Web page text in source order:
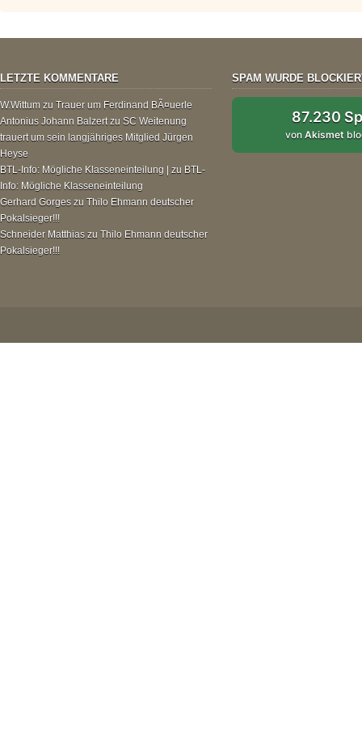
LETZTE KOMMENTARE
W.Wittum zu Trauer um Ferdinand BÃ¤uerle
Antonius Johann Balzertzu SC Weitenung
trauert um sein langjähriges Mitglied Jürgen
Heyse
BTL-Info: Mögliche Klasseneinteilung | zu BTL-
Info: Mögliche Klasseneinteilung
Gerhard Gorges zu Thilo Ehmann deutscher
Pokalsieger!!!
Schneider Matthias zu Thilo Ehmann deutscher
Pokalsieger!!!
SPAM WURDE
87.230
vonAkismet